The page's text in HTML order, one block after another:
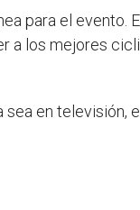
para el evento.
a los mejores
en televisión,